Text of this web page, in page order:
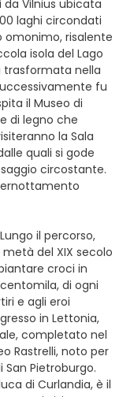
Vilnius ubicata
laghi circondati
omonimo, risalente
isola del Lago
trasformata nella
fu
il Museo di
di legno che
la Sala
quali si gode
circostante.
il percorso,
del XIX secolo
croci in
di ogni
e agli eroi
in Lettonia,
completato nel
Rastrelli, noto per
San Pietroburgo.
di Curlandia, è il